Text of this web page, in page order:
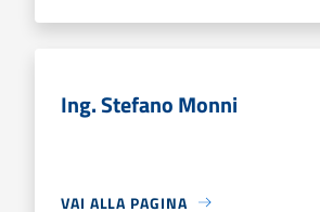
Ing. Stefano Monni
VAI ALLA PAGINA